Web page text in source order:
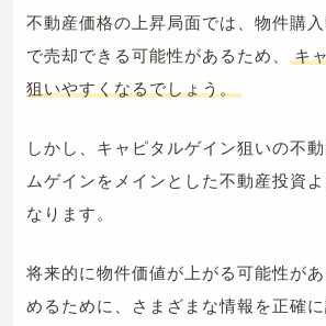
不動産価格の上昇局面では、物件購
で売却できる可能性があるため、
キ
狙いやすくなるでしょう。
しかし、キャピタルゲイン狙いの不
ムゲインをメインとした不動産投資
なります。
将来的に物件価値が上がる可能性が
めるために、さまざまな情報を正確